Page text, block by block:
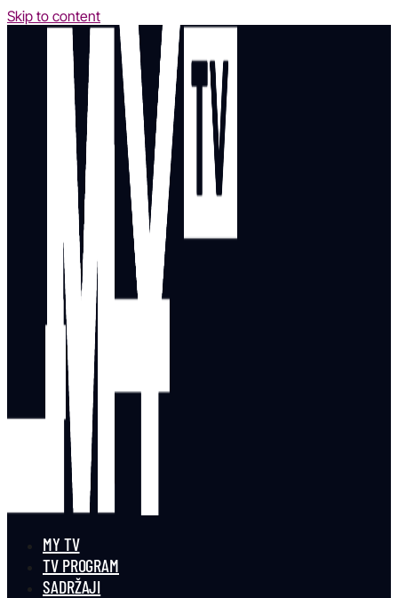
Skip to content
MY TV
TV PROGRAM
SADRŽAJI